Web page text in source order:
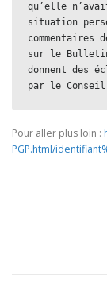
qu’elle
situation
sur le
donnent des
par le
Pour aller plus loin :
PGP.html/